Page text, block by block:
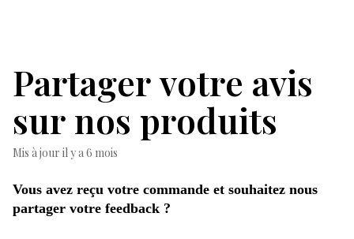
Partager votre avis
sur nos produits
Mis à jour il y a 6 mois
Vous avez reçu votre commande et souhaitez nous
partager votre feedback ?